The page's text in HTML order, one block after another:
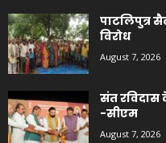
पाटलिपुत्र
विरोध
August 7, 2026
संत
-सीएम
August 7, 2026